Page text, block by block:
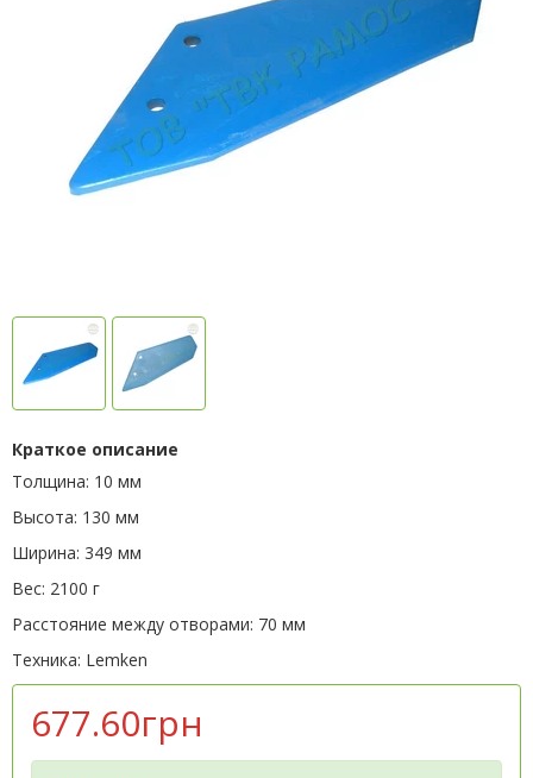
Краткое описание
Толщина: 10 мм
Высота: 130 мм
Ширина: 349 мм
Вес: 2100 г
Расстояние между отворами: 70 мм
Техника: Lemken
677.60грн